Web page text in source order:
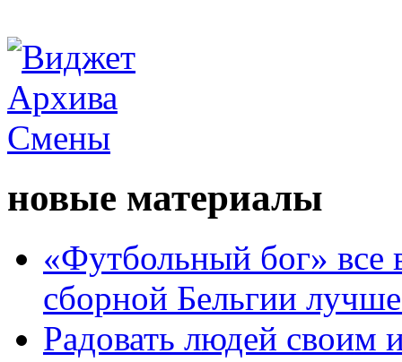
новые материалы
«Футбольный бог» все
сборной Бельгии
Радовать людей своим